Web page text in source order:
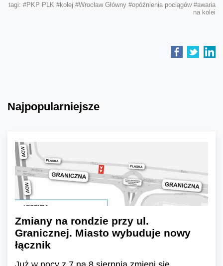
tagi: #PKP PLK #kolej #Wrocław Główny #opóźnienia pociągów #awaria
na kolei
Najpopularniejsze
Zmiany na rondzie przy ul.
Granicznej. Miasto wybuduje nowy
łącznik